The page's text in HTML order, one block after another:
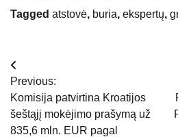
Tagged atstovė, buria, ekspertų,
Navigacija
tarp
įrašų
Previous:
Komisija patvirtina Kroatijos
šeštąjį mokėjimo prašymą už
835,6 mln. EUR pagal